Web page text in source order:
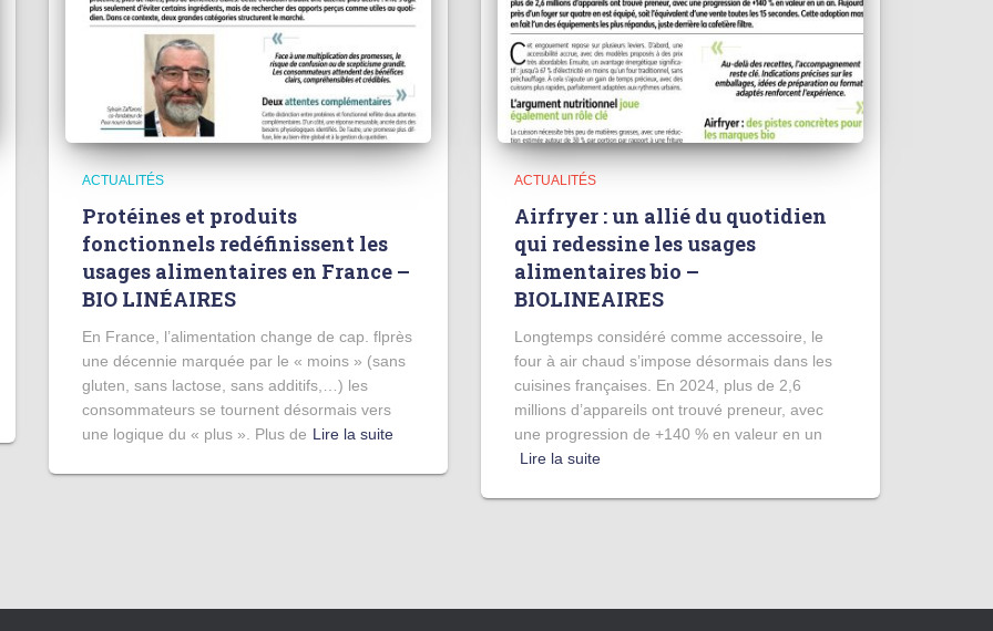
ACTUALITÉS
Protéines et produits
fonctionnels redéfinissent les
usages alimentaires en France –
BIO LINÉAIRES
En France, l’alimentation change de cap. flprès
une décennie marquée par le « moins » (sans
gluten, sans lactose, sans additifs,…) les
consommateurs se tournent désormais vers
une logique du « plus ». Plus de Lire la suite
ACTUALITÉS
Airfryer : un allié du quotidien
qui redessine les usages
alimentaires bio –
BIOLINEAIRES
Longtemps considéré comme accessoire, le
four à air chaud s’impose désormais dans les
cuisines françaises. En 2024, plus de 2,6
millions d’appareils ont trouvé preneur, avec
une progression de +140 % en valeur en un
Lire la suite